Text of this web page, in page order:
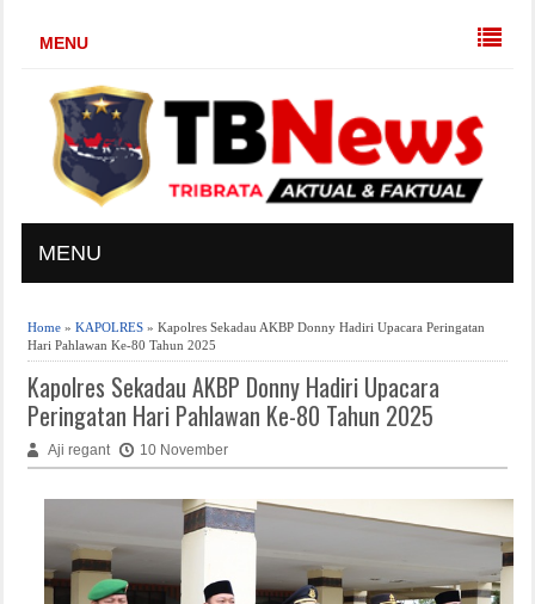
MENU
MENU
Home» KAPOLRES» Kapolres Sekadau AKBP Donny Hadiri Upacara Peringatan
Hari Pahlawan Ke-80 Tahun 2025
Kapolres Sekadau AKBP Donny Hadiri Upacara
Peringatan Hari Pahlawan Ke-80 Tahun 2025
Aji regant 10 November